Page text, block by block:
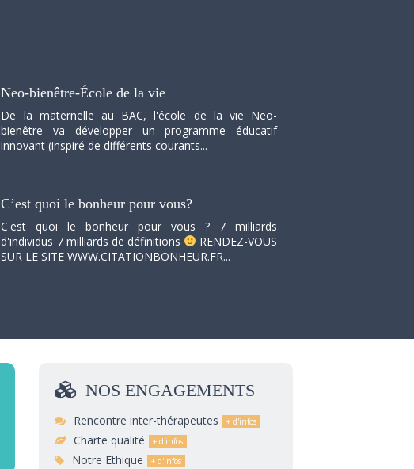
Neo-bienêtre-École de la vie
De la maternelle au BAC, l'école de la vie Neo-
bienêtre va développer un programme éducatif
innovant (inspiré de différents courants...
C’est quoi le bonheur pour vous?
C'est quoi le bonheur pour vous ? 7 milliards
d'individus 7 milliards de définitions
RENDEZ-VOUS
SUR LE SITE WWW.CITATIONBONHEUR.FR...
NOS ENGAGEMENTS
Rencontre inter-thérapeutes
Charte qualité
Notre Ethique